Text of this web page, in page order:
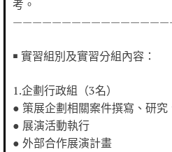
考。
￭ 實習組別及實習分組內容：
1.企劃行政組（3名）
● 策展企劃相關案件撰寫、研究
● 展演活動執行
● 外部合作展演計畫